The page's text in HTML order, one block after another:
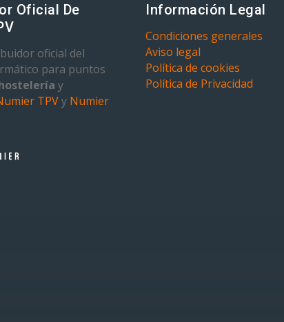
Oficial De
oficial del
para puntos
y
TPVy Numier
Información Legal
Condiciones generales
Aviso legal
Política de cookies
Política de Privacidad